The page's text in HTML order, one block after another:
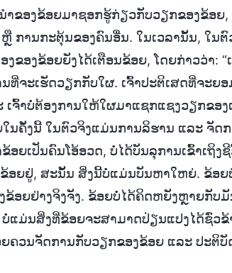
າຂອງຂ້ອຍມາຊອກຮູ້ກ່ຽວກັບວຽກຂອງຂ້ອ
ການກະຕຸ້ນຂອງຄົນອື່ນ. ໃນເວລານັ້ນ, ໃນ
ງຂອງຂ້ອຍຍັງໄດ້ເຕືອນຂ້ອຍ, ໂດຍກ່າວວ່າ:
ນທີ່ຈະເຮັດວຽກກັບໃຜ. ເຈົ້າປະຕິເສດທີ່ຈ
ເຈົ້າບໍ່ຕ້ອງການໃຫ້ໃຜມາແຊກແຊງວຽກຂອ
ໃນຄັ້ງນີ້ ໃນຕົວຈິງແມ່ນການລິຮານ ແລະ ຈັ
ອຍເປັນຄົນໂອ້ອວດ, ບໍ່ໄດ້ບັນລຸການເຂົ້າເຖິ
ຍຢູ່, ສະນັ້ນ ສິ່ງນີ້ບໍ່ແມ່ນບັນຫາໃຫຍ່. ຂ້ອຍ
ຂ້ອຍຢ່າງຈິງຈັງ. ຂ້ອຍບໍ່ໄດ້ຄິດຫຍັງຫຼາຍກັ
ບໍ່ແມ່ນສິ່ງທີ່ຂ້ອຍຈະສາມາດປ່ຽນແປງໄດ້ຊົ່
ຄວນຈັດການກັບວຽກຂອງຂ້ອຍ ແລະ ປະຕິ